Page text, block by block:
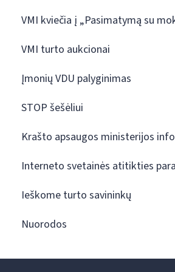
VMI kviečia į „Pasimatymą su
VMI turto aukcionai
Įmonių VDU palyginimas
STOP šešėliui
Krašto apsaugos ministerijos
Interneto svetainės atitikties
Ieškome turto savininkų
Nuorodos